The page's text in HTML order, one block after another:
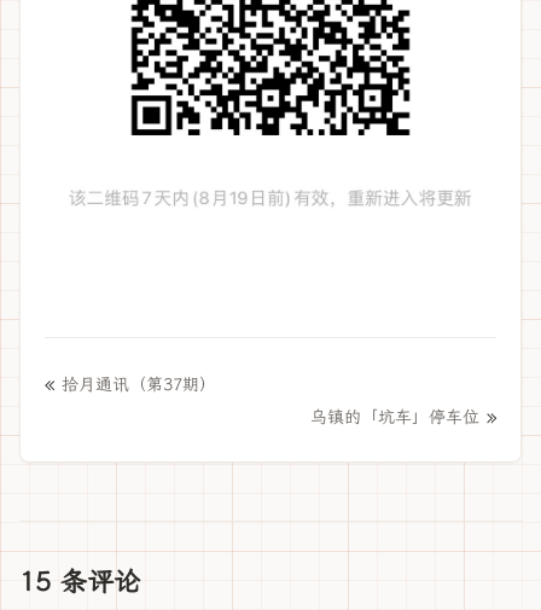
« 拾月通讯（第37期）
乌镇的「坑车」停车位 »
15 条评论